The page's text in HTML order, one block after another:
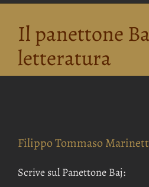
Il panettone
letteratura
Filippo Tommaso
Scrive sul Panettone Baj: